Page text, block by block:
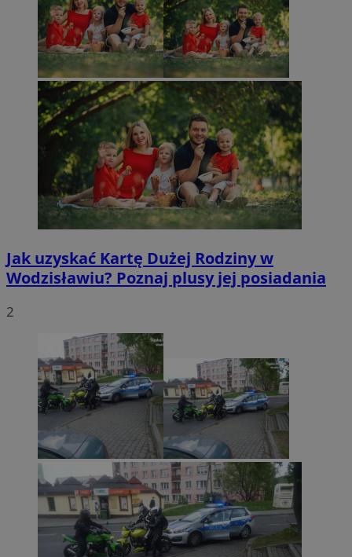
Jak uzyskać Kartę Dużej Rodziny w
Wodzisławiu? Poznaj plusy jej posiadania
2